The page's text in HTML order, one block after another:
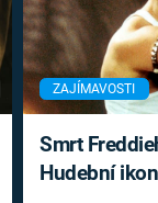
ZAJÍMAVOSTI
Smrt
Hudební